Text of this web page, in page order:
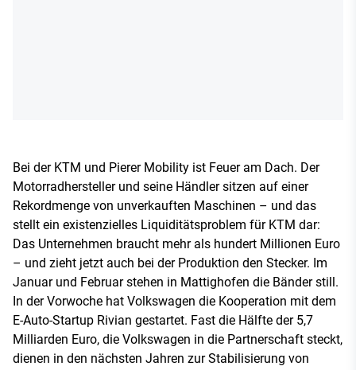
Bei der KTM und Pierer Mobility ist Feuer am Dach. Der
Motorradhersteller und seine Händler sitzen auf einer
Rekordmenge von unverkauften Maschinen – und das
stellt ein existenzielles Liquiditätsproblem für KTM dar:
Das Unternehmen braucht mehr als hundert Millionen Euro
– und zieht jetzt auch bei der Produktion den Stecker. Im
Januar und Februar stehen in Mattighofen die Bänder still.
In der Vorwoche hat Volkswagen die Kooperation mit dem
E-Auto-Startup Rivian gestartet. Fast die Hälfte der 5,7
Milliarden Euro, die Volkswagen in die Partnerschaft steckt,
dienen in den nächsten Jahren zur Stabilisierung von